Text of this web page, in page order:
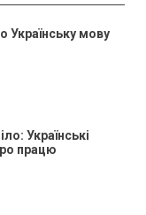
Українську мову
Українські
працю